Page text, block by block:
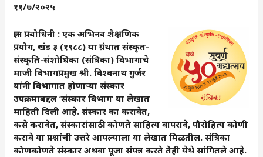
११/७/२०२५
ज्ञान प्रबोधिनी : एक अभिनव शैक्षणिक
प्रयोग, खंड ३ (१९८८) या ग्रंथात संस्कृत-
संस्कृति-संशोधिका (संत्रिका) विभागाचे
माजी विभागप्रमुख श्री. विश्वनाथ गुर्जर
यांनी विभागात होणार्‍या संस्कार
उपक्रमाबद्दल ‘संस्कार विभाग’ या लेखात
माहिती दिली आहे. संस्कार का करावेत,
कसे करावेत, संस्कारांसाठी कोणते साहित्य वापरावे, पौरोहित्य कोणी
करावे या प्रश्नांची उत्तरे आपल्याला या लेखात मिळतील. संत्रिका
कोणकोणते संस्कार अथवा पूजा संपन्न करते तेही येथे सांगितले आहे.